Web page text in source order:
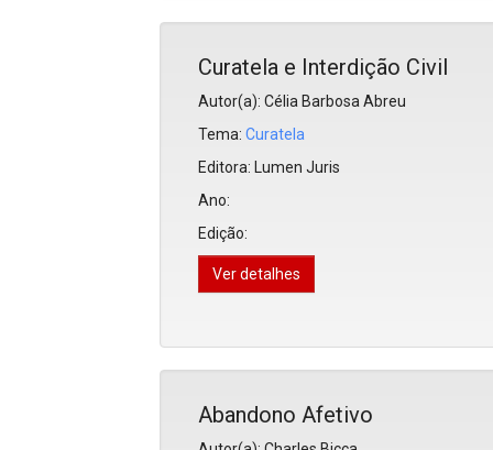
Curatela e Interdição Civil
Autor(a): Célia Barbosa Abreu
Tema: Curatela
Editora:
Lumen Juris
Ano:
Edição:
Ver detalhes
Abandono Afetivo